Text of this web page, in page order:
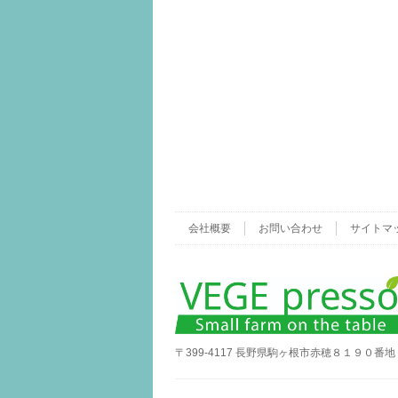
会社概要 お問い合わせ サイトマ
〒399-4117 長野県駒ヶ根市赤穂８１９０番地